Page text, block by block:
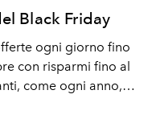
Black Friday
ogni giorno fino
con risparmi fino al
come ogni anno,